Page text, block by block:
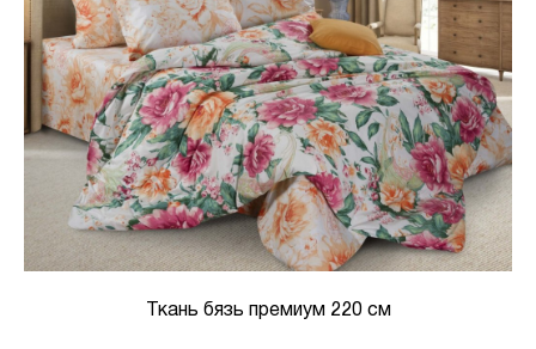
Ткань бязь премиум 220 см